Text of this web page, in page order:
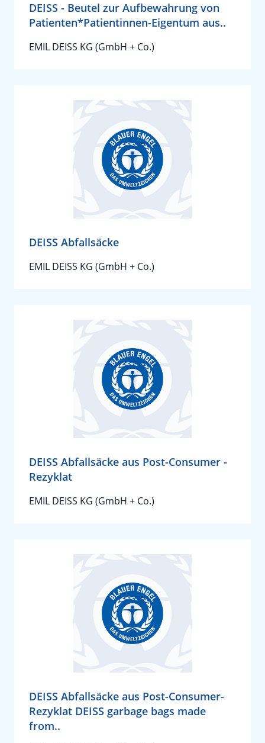
DEISS - Beutel zur Aufbewahrung von
Patienten*Patientinnen-Eigentum aus..
EMIL DEISS KG (GmbH + Co.)
DEISS Abfallsäcke
EMIL DEISS KG (GmbH + Co.)
DEISS Abfallsäcke aus Post-Consumer -
Rezyklat
EMIL DEISS KG (GmbH + Co.)
DEISS Abfallsäcke aus Post-Consumer-
Rezyklat DEISS garbage bags made
from..